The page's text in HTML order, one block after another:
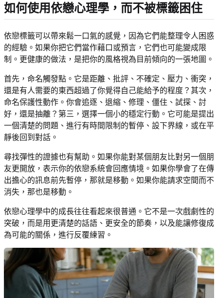
如何使用依戀心理學，而不被標籤困住
依戀標籤可以帶來鬆一口氣的感覺，因為它們能整理令人困惑
的經驗。如果你把它們當作藉口或預言，它們也可能變成限
制。更健康的做法，是把你的風格視為目前傾向的一張地圖。
首先，命名觸發點。它是距離、批評、不確定、壓力、衝突，
還是有人需要的東西超過了你覺得自己能給予的程度？其次，
命名保護性動作。你會追逐、退縮、修理、僵住、試探、討
好，還是抽離？第三，選擇一個小的穩定行動。它可能是提出
一個清楚的問題、進行有時間限制的暫停、設下界線，或在平
靜後回到對話。
尋找彈性的證據也有幫助。如果你能對某個朋友比對另一個朋
友更開放，表示你的依戀系統會回應情境。如果你學會了在傳
出擔心的訊息前先暫停，那就是移動。如果你能請求空間而不
消失，那也是移動。
依戀心理學中的成長往往看起來很普通。它不是一次戲劇性的
突破，而是用更清楚的話語、更安全的節奏，以及能讓修復成
為可能的關係，進行反覆練習。